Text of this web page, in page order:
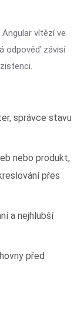
vítězí ve
odpověď závisí
správce stavu
nebo produkt,
přes
a nejhlubší
před